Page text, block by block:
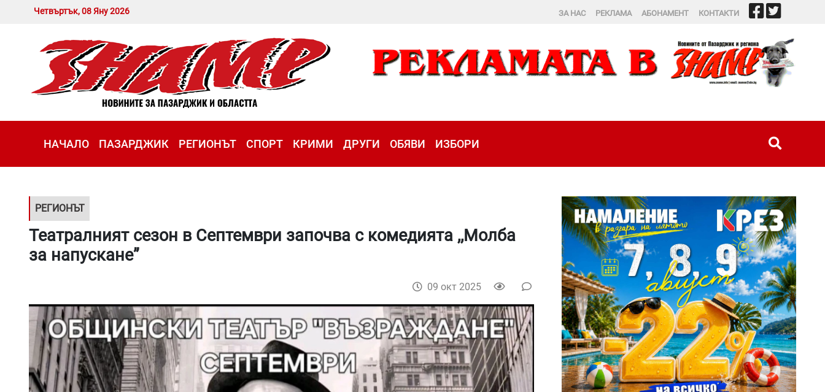
Четвъртък, 08 Яну 2026 ЗА НАС РЕКЛАМА АБОНАМЕНТ КОНТАКТИ
НАЧАЛО ПАЗАРДЖИК РЕГИОНЪТ СПОРТ КРИМИ ДРУГИ ОБЯВИ ИЗБОРИ
РЕГИОНЪТ
Театралният сезон в Септември започва с комедията ,,Молба
за напускане”
09 окт 2025